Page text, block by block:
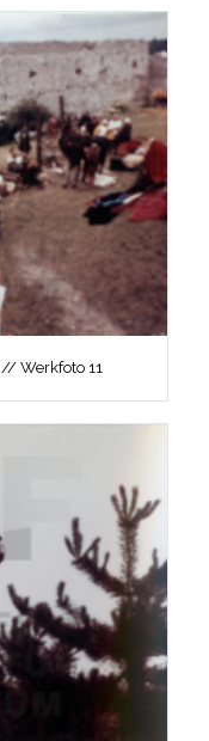
// Werkfoto 11